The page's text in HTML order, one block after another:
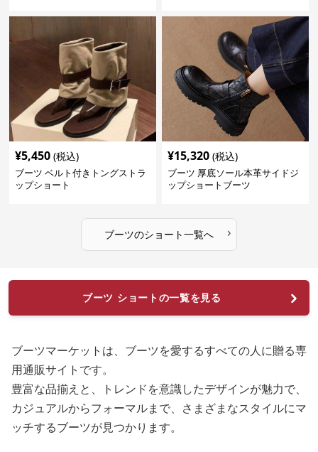
¥5,450 (税込)
ブーツ ベルト付きトングストラ
ップショート
¥15,320 (税込)
ブーツ 厚底ソール本革サイドジ
ップショートブーツ
ブーツのショート一覧へ ›
ブーツ ショートの一覧を見る
ブーツマーケットは、ブーツを愛するすべての人に贈る専
用通販サイトです。
豊富な品揃えと、トレンドを意識したデザインが魅力で、
カジュアルからフォーマルまで、さまざまなスタイルにマ
ッチするブーツが見つかります。